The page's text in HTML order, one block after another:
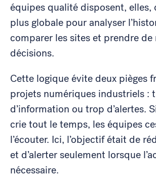
équipes qualité disposent, elles,
plus globale pour analyser
comparer les sites et prendre de
décisions.
Cette logique évite deux pièges
projets numériques industriels :
d’information ou trop d’alertes.
crie tout le temps, les équipes
l’écouter. Ici, l’objectif était de
et d’alerter seulement lorsque
nécessaire.